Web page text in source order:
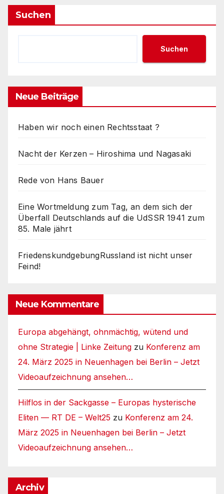
Suchen
Suchen
Neue Beiträge
Haben wir noch einen Rechtsstaat ?
Nacht der Kerzen – Hiroshima und Nagasaki
Rede von Hans Bauer
Eine Wortmeldung zum Tag, an dem sich der
Überfall Deutschlands auf die UdSSR 1941 zum
85. Male jährt
FriedenskundgebungRussland ist nicht unser
Feind!
Neue Kommentare
Europa abgehängt, ohnmächtig, wütend und
ohne Strategie | Linke Zeitung zu Konferenz am
24. März 2025 in Neuenhagen bei Berlin – Jetzt
Videoaufzeichnung ansehen…
Hilflos in der Sackgasse – Europas hysterische
Eliten — RT DE – Welt25 zu Konferenz am 24.
März 2025 in Neuenhagen bei Berlin – Jetzt
Videoaufzeichnung ansehen…
Archiv